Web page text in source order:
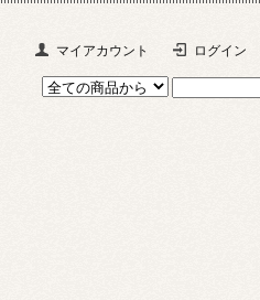
マイアカウント ログイン